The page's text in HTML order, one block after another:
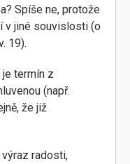
Spíše ne, protože
v jiné souvislosti (o
19).
termín z
(např.
že již
výraz radosti,